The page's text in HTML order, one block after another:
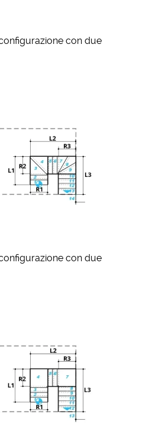
con due
con due